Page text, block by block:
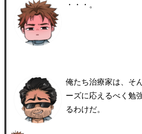
・・・。
俺たち治療家は、そ
ーズに応えるべく勉
るわけだ。